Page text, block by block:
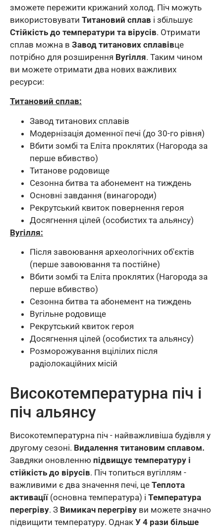
зможете пережити крижаний холод. Піч можуть
використовувати Титановий сплав і збільшує
Стійкість до температури та вірусів. Отримати
сплав можна в Завод титанових сплавівце
потрібно для розширення Вугілля. Таким чином
ви можете отримати два нових важливих
ресурси:
Титановий сплав:
Завод титанових сплавів
Модернізація доменної печі (до 30-го рівня)
Вбити зомбі та Еліта проклятих (Нагорода за
перше вбивство)
Титанове родовище
Сезонна битва та абонемент на тиждень
Основні завдання (винагороди)
Рекрутський квиток повернення героя
Досягнення цілей (особистих та альянсу)
Вугілля:
Після завоювання археологічних об'єктів
(перше завоювання та постійне)
Вбити зомбі та Еліта проклятих (Нагорода за
перше вбивство)
Сезонна битва та абонемент на тиждень
Вугільне родовище
Рекрутський квиток героя
Досягнення цілей (особистих та альянсу)
Розморожування вцілілих після
радіолокаційних місій
Високотемпературна піч і
піч альянсу
Високотемпературна піч - найважливіша будівля у
другому сезоні. Видалення титановим сплавом.
Завдяки оновленню підвищує температуру і
стійкість до вірусів. Піч топиться вугіллям -
важливими є два значення печі, це Теплота
активації(основна температура) і Температура
перегріву. З Вимикач перегріву ви можете значно
підвищити температуру. Однак У 4 рази більше